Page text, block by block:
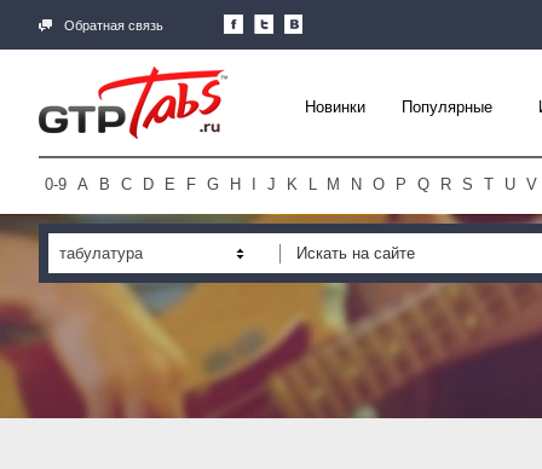
Обратная связь
Новинки Популярные
0-9 A B C D E F G H J K L M N O P Q R S T U V
табулатура